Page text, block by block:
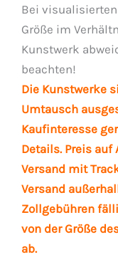
Bei
Größe im
Kunstwerk
beachten!
Die Kunstwerke
Umtausch
Kaufinteresse
Details. Preis auf
Versand mit
Versand
Zollgebühren
von der Größe
ab.